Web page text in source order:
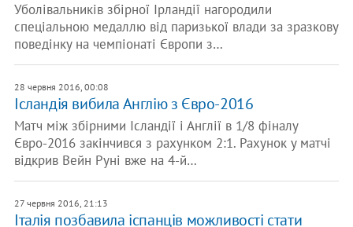
Уболівальників збірної Ірландії нагородили
спеціальною медаллю від паризької влади за зразкову
поведінку на чемпіонаті Європи з…
28 червня 2016, 00:08
Ісландія вибила Англію з Євро-2016
Матч між збірними Ісландії і Англії в 1/8 фіналу
Євро-2016 закінчився з рахунком 2:1. Рахунок у матчі
відкрив Вейн Руні вже на 4-й…
27 червня 2016, 21:13
Італія позбавила іспанців можливості стати